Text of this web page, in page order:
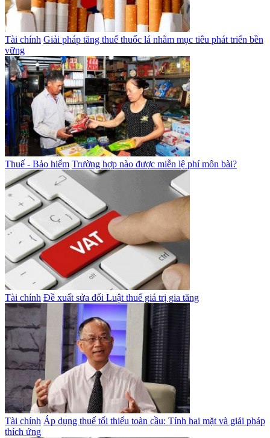
Tài chính Giải pháp tăng thuế thuốc lá nhằm mục tiêu phát triển bền
vững
Thuế - Bảo hiểm Trường hợp nào được miễn lệ phí môn bài?
Tài chính Đề xuất sửa đổi Luật thuế giá trị gia tăng
Tài chính Áp dụng thuế tối thiểu toàn cầu: Tính hai mặt và giải pháp
thích ứng